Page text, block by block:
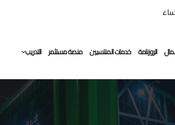
الروزنامة خدمات المنتسبين منصة مستثمر التدريب
التدريب النوعي
التوظيف